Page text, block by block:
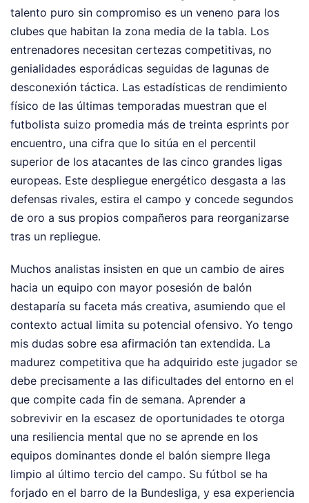
talento puro sin compromiso es un veneno para los
clubes que habitan la zona media de la tabla. Los
entrenadores necesitan certezas competitivas, no
genialidades esporádicas seguidas de lagunas de
desconexión táctica. Las estadísticas de rendimiento
físico de las últimas temporadas muestran que el
futbolista suizo promedia más de treinta esprints por
encuentro, una cifra que lo sitúa en el percentil
superior de los atacantes de las cinco grandes ligas
europeas. Este despliegue energético desgasta a las
defensas rivales, estira el campo y concede segundos
de oro a sus propios compañeros para reorganizarse
tras un repliegue.
Muchos analistas insisten en que un cambio de aires
hacia un equipo con mayor posesión de balón
destaparía su faceta más creativa, asumiendo que el
contexto actual limita su potencial ofensivo. Yo tengo
mis dudas sobre esa afirmación tan extendida. La
madurez competitiva que ha adquirido este jugador se
debe precisamente a las dificultades del entorno en el
que compite cada fin de semana. Aprender a
sobrevivir en la escasez de oportunidades te otorga
una resiliencia mental que no se aprende en los
equipos dominantes donde el balón siempre llega
limpio al último tercio del campo. Su fútbol se ha
forjado en el barro de la Bundesliga, y esa experiencia